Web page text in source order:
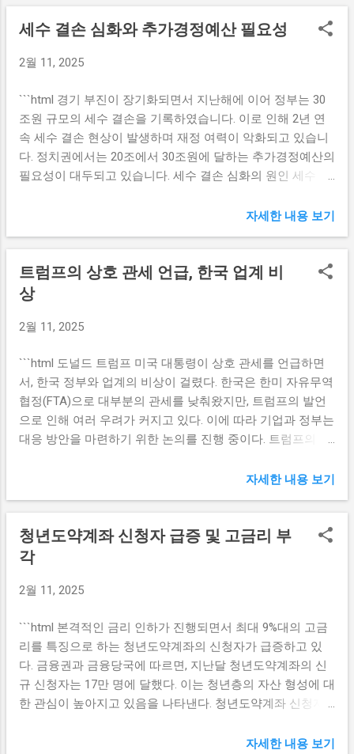
템을 통한 지속 가능한 발전은 우리의 미래를 위한 새로운 도
전이자 기회입니다. 희망의 실현을 위한 노력 희망은 단순한
자신의 꿈을 이루기 위해 노력해야 합니다. 이는 개인적인 목
니다. 우리가 꿈꾸는 사회를 만들기 위해서는 각 개인의 공헌
이 필수적입니다. 예를 들어, 자원봉사와 사회적 기업의 중요
성이 증가하고 있습니다. 더 많은...
니다. 이러한 성장을 가능하게 한 여러 요인들이 있습니다. 첫
번째로, IBK기업은행의 차별화된 서비스입니다. 기업고객을
다양한 요구를 충족시키고 있습니다. 이러한 전략은 고객 만
기여하고 있습니다. 또한, IBK기업은행은 정책금융기관으로
서 중소기업의 성장과 발전을 지원하기 위해 정부와 긴밀히
협조하고 있습니다. 다양한 정부 지원 정책과 프로젝트에 참
여하며, 중소기업이 성장할 수 있는 환경을 조성하고 있습니
다. 이러한 노력은 IBK기업은행의 이미지 제고에도 긍정적인
혁신에도 박차를 가하고 있습니다. 디지털 뱅킹 서비스와 핀
테크 솔루션을 통해 고객들이 더 쉽고 편리하게 금융 서비스
비대면 서비스에 대한 수요가 급증하는 가운데 더욱 중요한
전략으로 자리 잡고 있습니다. 중소기업 대출 증가의 배경
여러 요인이 복합적으로 작용한 결과입니다. 첫 번째로, 중소
19 팬데믹 이후 많은 중소기업들이 운영자금 이슈로 어려움
을 겪고 있으며, 이에 대한 지원이 절실합니다. 둘째로, IBK기
업은행은 이에 대한 솔루션으로 적정 금...
세수 결손 심화와 추가경정예산 필요성
2월 11, 2025
```html 경기 부진이 장기화되면서 지난해에 이어 정부는 30
조원 규모의 세수 결손을 기록하였습니다. 이로 인해 2년 연
속 세수 결손 현상이 발생하며 재정 여력이 악화되고 있습니
다. 정치권에서는 20조에서 30조원에 달하는 추가경정예산의
필요성이 대두되고 있습니다. 세수 결손 심화의 원인 세수 결
중대한 문제입니다. 코로나19로 인한 경제 둔화와 글로벌 공
의 줄어듦으로 이어집니다. 특히, 소득세와 법인세의 감소는
정부 예산에 직격탄을 날렸습니다. 또한, 고용 불안정과 소비
감소는 개인의 소비 여력을 더욱 악화시켜 세수 수입에 부정
황은 정부의 재정 운영에 심각한 제약을 가하며, 반사적으로
니다. 따라서, 이러한 세수 결손이 심화되는 원인을 면밀히 분
석하고 효과적인 대책 마련이 시급해 보입니다. 추가경정예
산의 필요성과 필요성 세수 결손 문제를 해결하기 위해 추가
경정예산의 편성은 필수적입니다. 약 20조에서 30조원의 추
가경정예산이 필요한 이유는 경기 부양을 위한 적극적인 재
한 예산의 활용은 재정 적자에 대한 경각심을 벌이고, 정부의
재정 건전성을 높이는 데 기여할 수 있습니다. 추가경정예산
을 통해 정부는 여유 자금을 활용하여 고용 지원, 중소기업 육
성, 그리고 사회안전망 확충에 투자할 수 있습니다. 이는 단기
적으로 경기를 부양하는 효과를 발생시킬 뿐만 아니라 장기
칠 것입니다. 결국, 이러한 재정 정책은 국민들에게도 실질적
과 정부는 세수 결손 상황을 해결하기 위해 기획재정부와 협
력하여 긴급 대응책을 마련해야 합니다. 이를 위해 ...
자세한 내용 보기
트럼프의 상호 관세 언급, 한국 업계 비
상
2월 11, 2025
```html 도널드 트럼프 미국 대통령이 상호 관세를 언급하면
서, 한국 정부와 업계의 비상이 걸렸다. 한국은 한미 자유무역
협정(FTA)으로 대부분의 관세를 낮춰왔지만, 트럼프의 발언
으로 인해 여러 우려가 커지고 있다. 이에 따라 기업과 정부는
대응 방안을 마련하기 위한 논의를 진행 중이다. 트럼프의 상
서로의 경제를 협력적으로 발전시키기 위한 중요한 틀이 되
급하면서 그의 무역 정책이 어느 방향으로 흘러갈지에 대한
우려가 커지고 있다. 트럼프의 무역 정책은 몇 가지 핵심적인
특징으로 요약될 수 있다. 첫째, '미국 우선주의'의 강화입니
강조하며, 한국을 포함한 여러 국가들과의 무역에서 미국의
서는 그가 상호 관세를 언급한 배경이 되기도 했습니다. 둘째,
각 국가별 관세의 차별화입니다. 한국은 지난 FTA에서 관세
를 대폭 낮추었지만, 트럼프 대통령이 상호 관세를 도입할 경
우 한국 제품의 가격 경쟁력이 위협받을 수 있습니다. 특히,
자동차와 전자제품 같은 한국의 주요 수출품에 대한 영향을
치는 파급 효과입니다. 트럼프의 상호 관세 정책은 단순히 한
자세한 내용 보기
청년도약계좌 신청자 급증 및 고금리 부
각
2월 11, 2025
```html 본격적인 금리 인하가 진행되면서 최대 9%대의 고금
리를 특징으로 하는 청년도약계좌의 신청자가 급증하고 있
다. 금융권과 금융당국에 따르면, 지난달 청년도약계좌의 신
규 신청자는 17만 명에 달했다. 이는 청년층의 자산 형성에 대
한 관심이 높아지고 있음을 나타낸다. 청년도약계좌 신청자
증하고 있다. 정부의 지원과 더불어 금융회사들이 제공하는
자세한 내용 보기